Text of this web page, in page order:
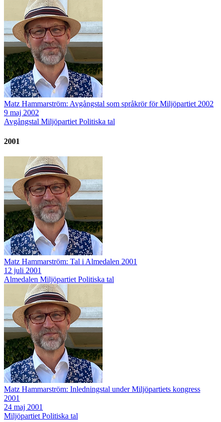
Matz Hammarström: Avgångstal som språkrör för Miljöpartiet 2002
9 maj 2002
Avgångstal Miljöpartiet Politiska tal
2001
Matz Hammarström: Tal i Almedalen 2001
12 juli 2001
Almedalen Miljöpartiet Politiska tal
Matz Hammarström: Inledningstal under Miljöpartiets kongress
2001
24 maj 2001
Miljöpartiet Politiska tal